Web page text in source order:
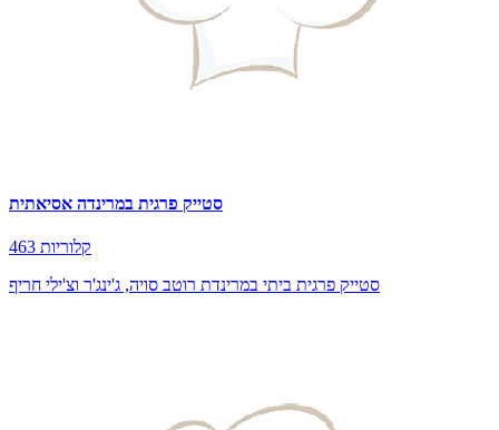
סטייק פרגית במרינדה אסיאתית
463 קלוריות
סטייק פרגית ביתי במרינדת רוטב סויה, ג'ינג'ר וצ'ילי חריף